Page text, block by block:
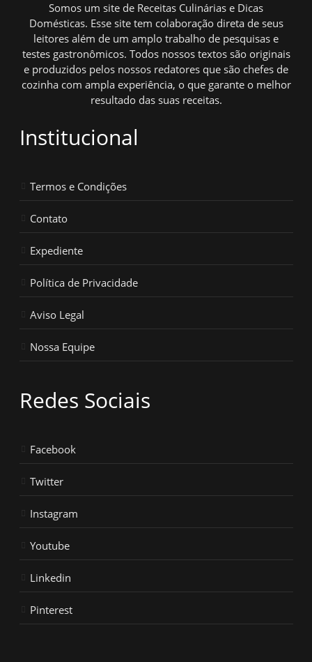
Somos um site de Receitas Culinárias e Dicas
Domésticas. Esse site tem colaboração direta de seus
leitores além de um amplo trabalho de pesquisas e
testes gastronômicos. Todos nossos textos são originais
e produzidos pelos nossos redatores que são chefes de
cozinha com ampla experiência, o que garante o melhor
resultado das suas receitas.
Institucional
Termos e Condições
Contato
Expediente
Política de Privacidade
Aviso Legal
Nossa Equipe
Redes Sociais
Facebook
Twitter
Instagram
Youtube
Linkedin
Pinterest